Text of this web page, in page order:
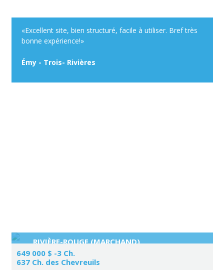
«Excellent site, bien structuré, facile à utiliser. Bref très
bonne expérience!»
Émy - Trois- Rivières
RIVIÈRE-ROUGE (MARCHAND)
649 000 $ -3 Ch.
637 Ch. des Chevreuils